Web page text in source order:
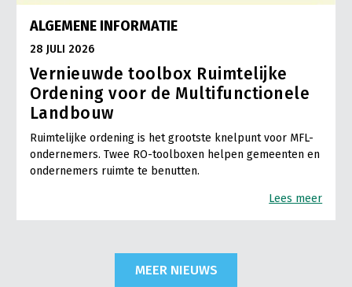
ALGEMENE INFORMATIE
28 JULI 2026
Vernieuwde toolbox Ruimtelijke
Ordening voor de Multifunctionele
Landbouw
Ruimtelijke ordening is het grootste knelpunt voor MFL-
ondernemers. Twee RO-toolboxen helpen gemeenten en
ondernemers ruimte te benutten.
Lees meer
MEER NIEUWS